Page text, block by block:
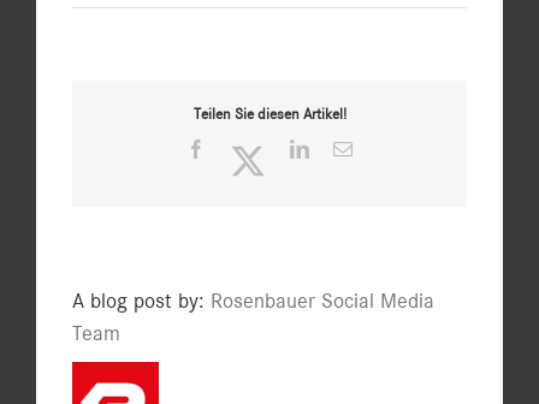
Teilen Sie diesen Artikel!
Facebook TwitterLinkedIn
E-
A blog post by: Rosenbauer Social Media
Team